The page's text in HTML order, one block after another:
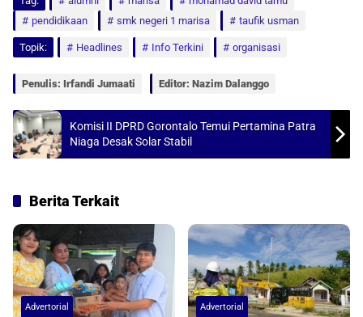
t
s
p
e
b
k
l
r
pendidikaan
smk negeri 1 marisa taufik usman
Topik: Headlines Info Terkini organisasi
Penulis: Irfandi Jumaati Editor: Nazim Dalanggo
Komisi II DPRD Gorontalo Temui Pertamina Patra
Niaga Desak Solar Stabil
Berita Terkait
Advertorial Advertorial